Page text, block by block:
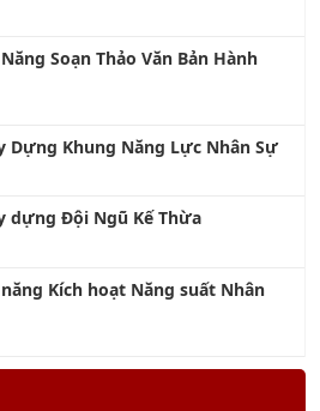
Soạn Thảo Văn Bản Hành
Dựng Khung Năng Lực Nhân Sự
dựng Đội Ngũ Kế Thừa
Kích hoạt Năng suất Nhân